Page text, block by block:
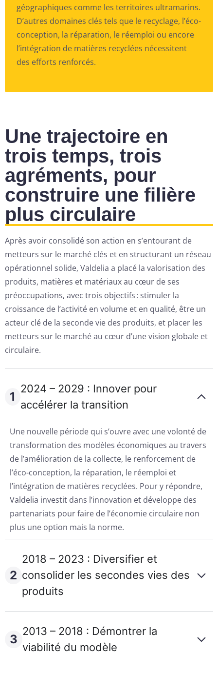
géographiques comme les territoires ultramarins.
D’autres domaines clés tels que le recyclage, l’éco-
conception, la réparation, le réemploi ou encore
l’intégration de matières recyclées nécessitent
des efforts renforcés.
Une trajectoire en
trois temps, trois
agréments, pour
construire une filière
plus circulaire
Après avoir consolidé son action en s’entourant de
metteurs sur le marché clés et en structurant un réseau
opérationnel solide, Valdelia a placé la valorisation des
produits, matières et matériaux au cœur de ses
préoccupations, avec trois objectifs : stimuler la
croissance de l’activité en volume et en qualité, être un
acteur clé de la seconde vie des produits, et placer les
metteurs sur le marché au cœur d’une vision globale et
circulaire.
2024 – 2029 : Innover pour
accélérer la transition
1
Une nouvelle période qui s’ouvre avec une volonté de
transformation des modèles économiques au travers
de l’amélioration de la collecte, le renforcement de
l’éco-conception, la réparation, le réemploi et
l’intégration de matières recyclées. Pour y répondre,
Valdelia investit dans l’innovation et développe des
partenariats pour faire de l’économie circulaire non
plus une option mais la norme.
2018 – 2023 : Diversifier et
consolider les secondes vies des
produits
2
2013 – 2018 : Démontrer la
viabilité du modèle
3